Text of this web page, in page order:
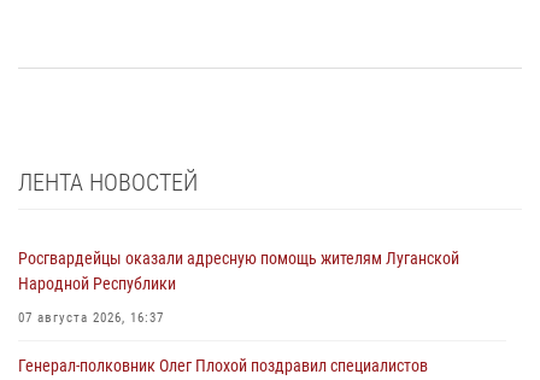
ЛЕНТА НОВОСТЕЙ
Росгвардейцы оказали адресную помощь жителям Луганской
Народной Республики
07 августа 2026, 16:37
Генерал-полковник Олег Плохой поздравил специалистов